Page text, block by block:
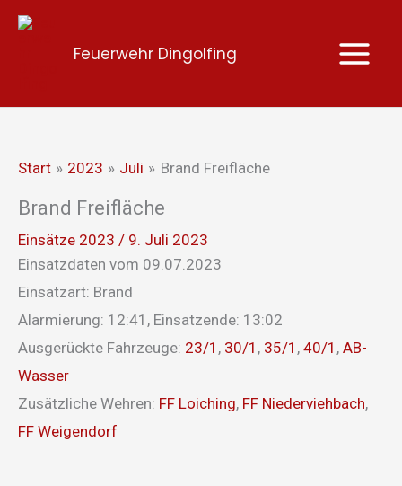
Zum
Feuerwehr Dingolfing
Start 2023 Juli Brand Freifläche
Brand Freifläche
Einsätze 2023 / 9. Juli 2023
Einsatzdaten vom 09.07.2023
Einsatzart: Brand
Alarmierung: 12:41, Einsatzende: 13:02
Ausgerückte Fahrzeuge: 23/1 , 30/1 , 35/1 , 40/1 , AB-
Wasser
Zusätzliche Wehren: FF Loiching, FF Niederviehbach,
FF Weigendorf